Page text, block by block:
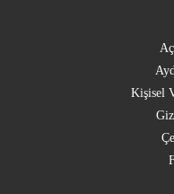
Kişisel